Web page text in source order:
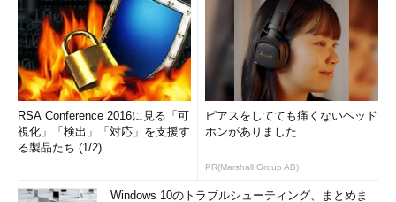
RSA Conference 2016に見る「可
視化」「検出」「対応」を支援す
る製品たち (1/2)
ピアスをしてても痛くないヘッド
ホンがありました
PR(Marshall Group AB)
Windows 10のトラブルシューティング、まとめま